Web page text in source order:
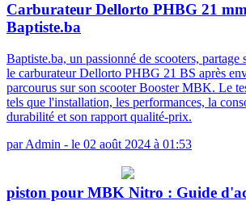
Carburateur Dellorto PHBG 21
Baptiste.ba
Baptiste.ba, un passionné de scooters, partage
le carburateur Dellorto PHBG 21 BS après
parcourus sur son scooter Booster MBK. Le
tels que l'installation, les performances, la
durabilité et son rapport qualité-prix.
parAdmin - le 02 août 2024 à 01:53
piston pour MBK Nitro : Guide